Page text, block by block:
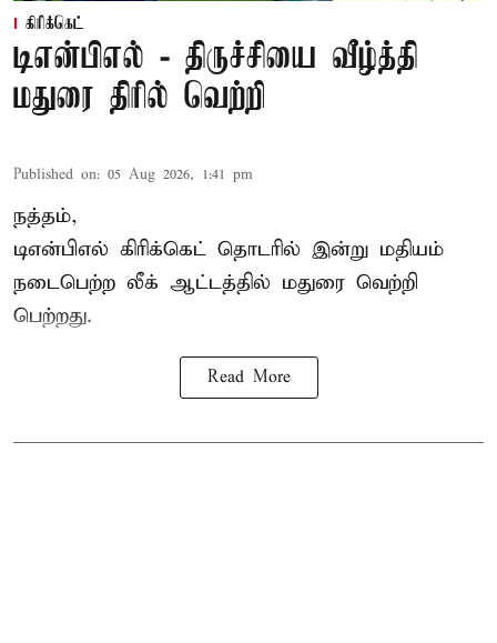
கிரிக்கெட்
டிஎன்பிஎல் - திருச்சியை வீழ்த்தி
மதுரை திரில் வெற்றி
Published on: 05 Aug 2026, 1:41 pm
நத்தம்,
டிஎன்பிஎல் கிரிக்கெட் தொடரில் இன்று மதியம்
நடைபெற்ற லீக் ஆட்டத்தில் மதுரை வெற்றி
பெற்றது.
Read More